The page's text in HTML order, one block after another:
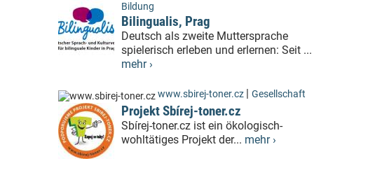
Bildung
Bilingualis, Prag
Deutsch als zweite Muttersprache
spielerisch erleben und erlernen: Seit ...
mehr ›
www.sbirej-toner.cz | Gesellschaft
Projekt Sbírej-toner.cz
Sbírej-toner.cz ist ein ökologisch-
wohltätiges Projekt der... mehr ›